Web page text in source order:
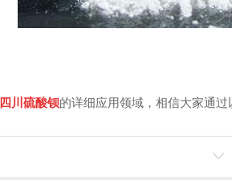
四川硫酸钡的详细应用领域，相信大家通